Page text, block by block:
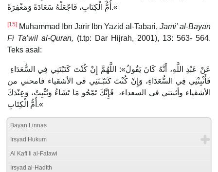
أُمُّ الْكِتَابِ، فَاجْعَلْهُ سَعَادَةً وَمَغْفِرَةً.«
[15] Muhammad Ibn Jarir Ibn Yazid al-Tabari, Jami’ al-Bayan
Fi Ta’wil al-Quran, (t.tp: Dar Hijrah, 2001), 13: 563- 564.
Teks asal:
فَأَثْبِتْنِي فِي السُّعَدَاءِ، وَإِنْ كُنْتَ كَتَبْـتَنِي فى الأشقياء فامحني من
الأشقياء وأثبتني فى السعداء، فَإِنَّكَ تَمْحُو مَا تَشَاءُ وَتُثْبِتُ، وَعِنْدَكَ
أُمُّ الْكِتَابِ.«
Bayan Linnas
Irsyad Hukum
Al Kafi li al-Fatawi
Irsyad al-Hadith